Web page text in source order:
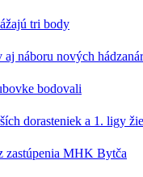
tri body
aj náboru nových
bodovali
dorasteniek a 1. ligy
zastúpenia MHK Bytča